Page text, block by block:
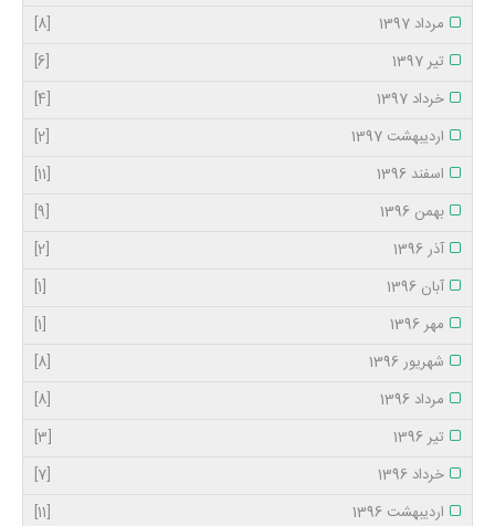
مرداد 1397
[8]
تیر 1397
[6]
خرداد 1397
[4]
اردیبهشت 1397
[2]
اسفند 1396
[11]
بهمن 1396
[9]
آذر 1396
[2]
آبان 1396
[1]
مهر 1396
[1]
شهریور 1396
[8]
مرداد 1396
[8]
تیر 1396
[3]
خرداد 1396
[7]
اردیبهشت 1396
[11]